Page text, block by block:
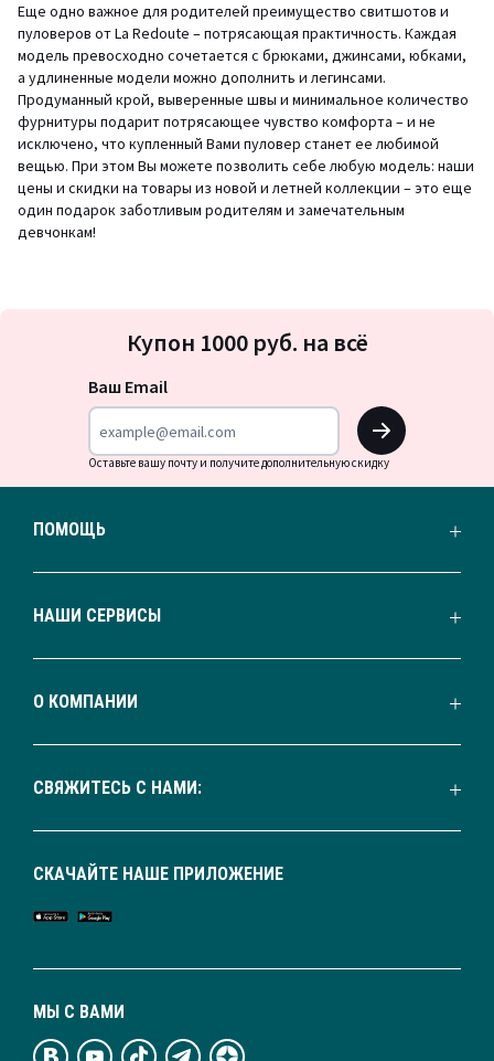
Еще одно важное для родителей преимущество свитшотов и
пуловеров от La Redoute – потрясающая практичность. Каждая
модель превосходно сочетается с брюками, джинсами, юбками,
а удлиненные модели можно дополнить и легинсами.
Продуманный крой, выверенные швы и минимальное количество
фурнитуры подарит потрясающее чувство комфорта – и не
исключено, что купленный Вами пуловер станет ее любимой
вещью. При этом Вы можете позволить себе любую модель: наши
цены и скидки на товары из новой и летней коллекции – это еще
один подарок заботливым родителям и замечательным
девчонкам!
на
Купон 1000 руб. на всё
Ваш Email
OK
Оставьте вашу почту и получите дополнительную скидку
ПОМОЩЬ
НАШИ СЕРВИСЫ
О КОМПАНИИ
СВЯЖИТЕСЬ С НАМИ:
МЫ С ВАМИ
СКАЧАЙТЕ НАШЕ ПРИЛОЖЕНИЕ